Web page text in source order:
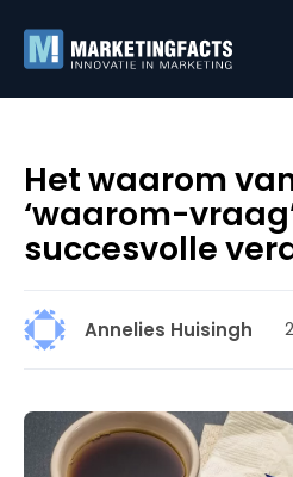
Het waarom
‘waarom-
succesvolle
Annelies Huisingh